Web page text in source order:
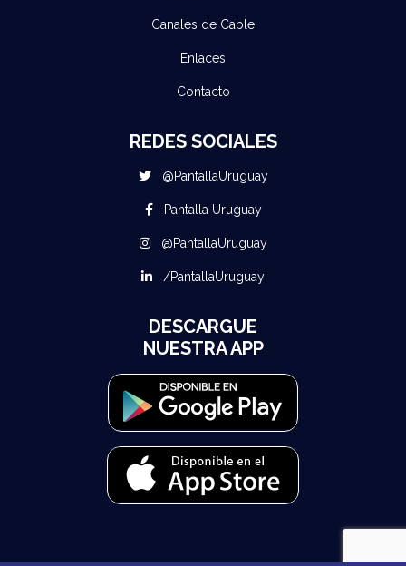
Canales de Cable
Enlaces
Contacto
REDES SOCIALES
@PantallaUruguay
Pantalla Uruguay
@PantallaUruguay
/PantallaUruguay
DESCARGUE
NUESTRA APP